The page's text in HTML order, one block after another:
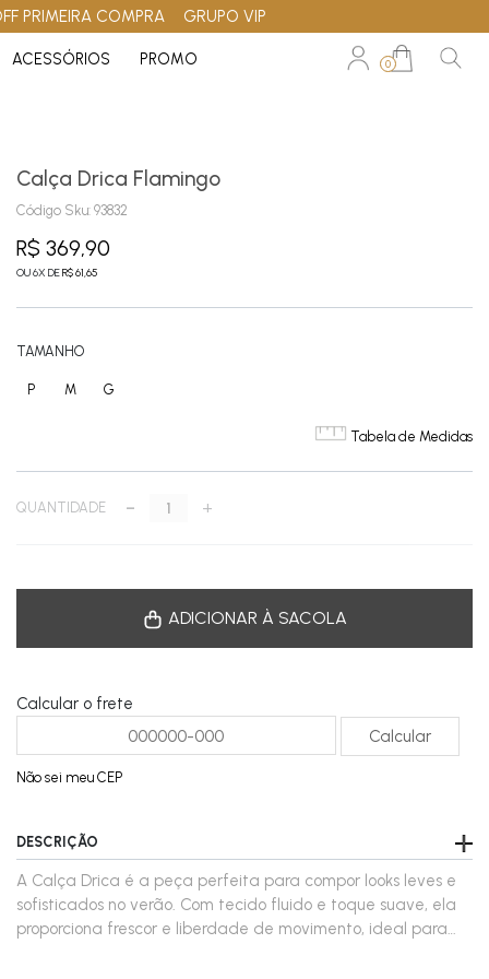
PRIMEIRA COMPRA GRUPO VIP
ACESSÓRIOS PROMO 0
Calça Drica Flamingo
Código Sku: 93832
R$ 369,90
OU6X DER$ 61,65
TAMANHO
P M G
Tabela de Medidas
QUANTIDADE - +
ADICIONAR À SACOLA
Calcular o frete
Não sei meu CEP
DESCRIÇÃO
A Calça Drica é a peça perfeita para compor looks leves e
sofisticados no verão. Com tecido fluido e toque suave, ela
proporciona frescor e liberdade de movimento, ideal para